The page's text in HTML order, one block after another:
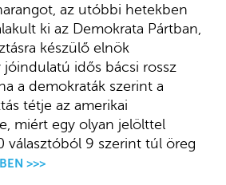
az utóbbi hetekben
ki az Demokrata Pártban,
készülő elnök
jóindulatú idős bácsi rossz
a demokraták szerint a
tétje az amerikai
miért egy olyan jelölttel
választóból 9 szerint túl öreg
>>>